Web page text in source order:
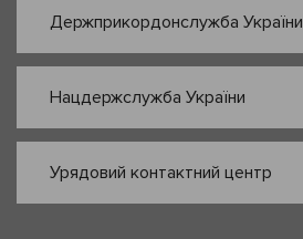
Держприкордонслужба України
Нацдержслужба України
Урядовий контактний центр